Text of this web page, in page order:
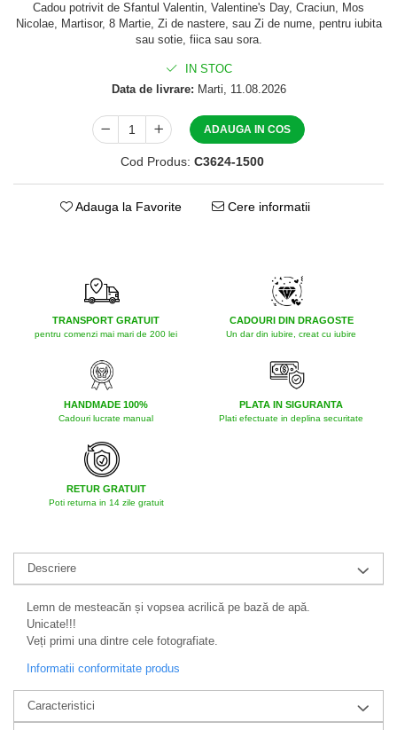
Cadou potrivit de Sfantul Valentin, Valentine's Day, Craciun, Mos
Nicolae, Martisor, 8 Martie, Zi de nastere, sau Zi de nume, pentru iubita
sau sotie, fiica sau sora.
IN STOC
Data de livrare: Marti, 11.08.2026
ADAUGA IN COS
Cod Produs: C3624-1500
Adauga la Favorite Cere informatii
TRANSPORT GRATUIT
pentru comenzi mai mari de 200 lei
CADOURI DIN DRAGOSTE
Un dar din iubire, creat cu iubire
HANDMADE 100%
Cadouri lucrate manual
PLATA IN SIGURANTA
Plati efectuate in deplina securitate
RETUR GRATUIT
Poti returna in 14 zile gratuit
Descriere
Lemn de mesteacăn și vopsea acrilică pe bază de apă.
Unicate!!!
Veți primi una dintre cele fotografiate.
Informatii conformitate produs
Caracteristici